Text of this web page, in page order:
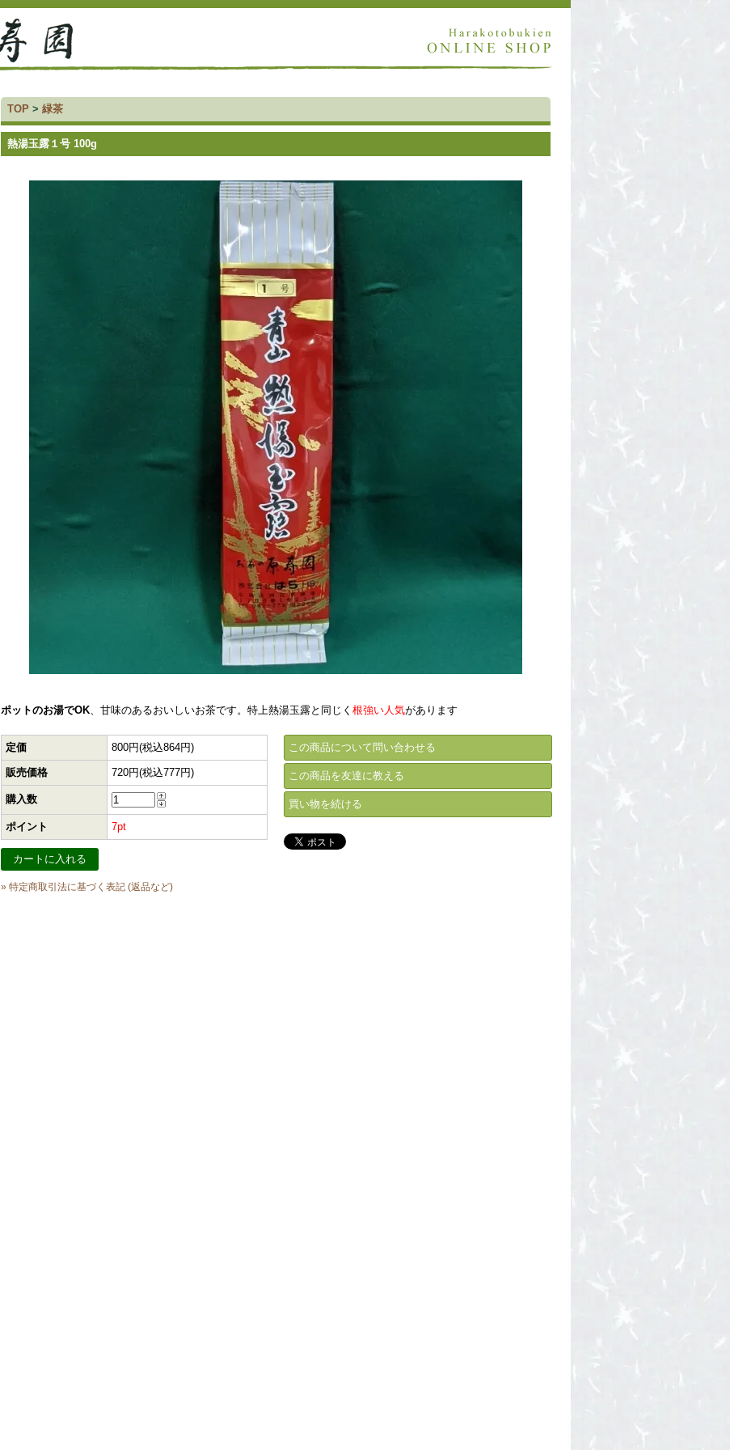
TOP > 緑茶
熱湯玉露１号 100g
ポットのお湯でOK、甘味のあるおいしいお茶です。特上熱湯玉露と同じく 根強い人気があります
定価 800円(税込864円)
販売価格 720円(税込777円)
購入数
ポイント 7pt
» 特定商取引法に基づく表記 (返品など)
この商品について問い合わせる
この商品を友達に教える
買い物を続ける